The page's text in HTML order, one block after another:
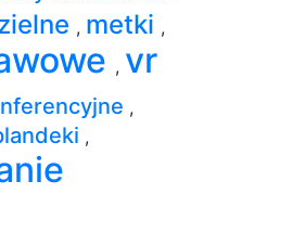
, metki ,
, vr
,
,